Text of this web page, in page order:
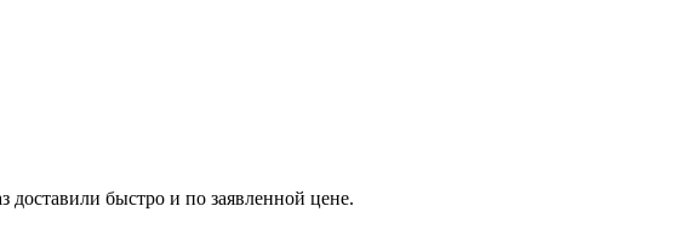
быстро и по заявленной цене.